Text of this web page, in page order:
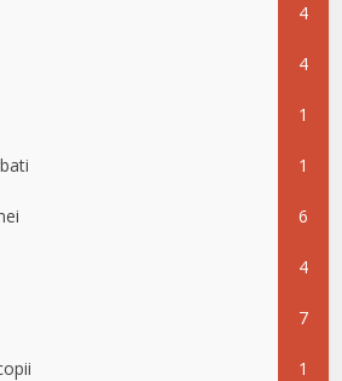
4
4
1
1
6
4
7
1